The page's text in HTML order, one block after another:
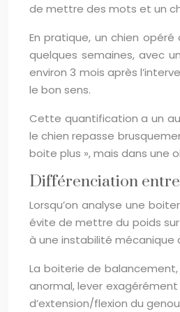
de mettre des mots et un
En pratique, un chien
quelques semaines, avec
environ 3 mois après
le bon sens.
Cette quantification a un
le chien repasse
boite plus », mais dans
Différenciation
Lorsqu’on analyse une
évite de mettre du poids
à une instabilité mécanique
La boiterie de
anormal, lever
d’extension/flexion du